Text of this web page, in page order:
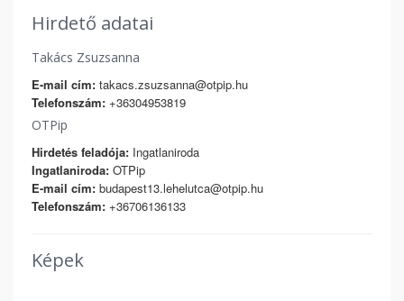
Hirdető adatai
Takács Zsuzsanna
E-mail cím: takacs.zsuzsanna@otpip.hu
Telefonszám: +36304953819
OTPip
Hirdetés feladója: Ingatlaniroda
Ingatlaniroda: OTPip
E-mail cím: budapest13.lehelutca@otpip.hu
Telefonszám: +36706136133
Képek